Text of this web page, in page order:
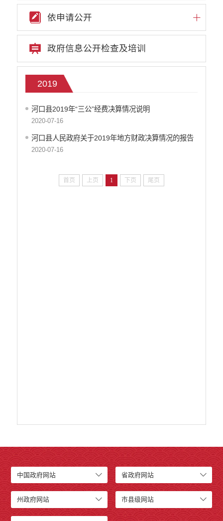
2021
2022
2023
2024
部门预算决算
政府和社会资本合作（PPP）
预算绩效管理
专题专栏
审计结果公告信息公开
价格和收费信息公开
财政资金直达基层
维稳就业
乡村振兴
养老服务
生态环境
依申请公开
政府信息公开检查及培训
2019
河口县2019年“三公”经费决算情况说明
2020-07-16
河口县人民政府关于2019年地方财政决算情况的报告
2020-07-16
首页 上页 1 下页 尾页
中国政府网站 省政府网站
州政府网站 市县级网站